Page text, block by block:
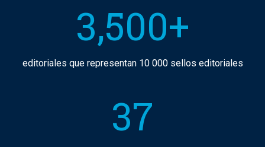
3,500+
editoriales que representan 10 000 sellos editoriales
37